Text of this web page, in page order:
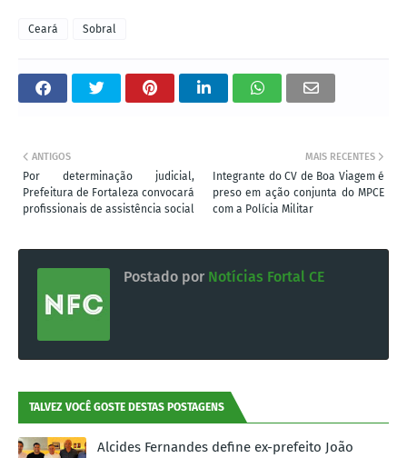
Ceará Sobral
MAIS RECENTES
Integrante do CV de Boa Viagem é
preso em ação conjunta do MPCE
com a Polícia Militar
ANTIGOS
Por determinação judicial,
Prefeitura de Fortaleza convocará
profissionais de assistência social
Postado por Notícias Fortal CE
TALVEZ VOCÊ GOSTE DESTAS POSTAGENS
Alcides Fernandes define ex-prefeito João